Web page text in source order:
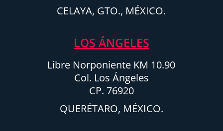
CELAYA, GTO., MÉXICO.
LOS ÁNGELES
Libre Norponiente KM 10.90
Col. Los Ángeles
CP. 76920
QUERÉTARO, MÉXICO.